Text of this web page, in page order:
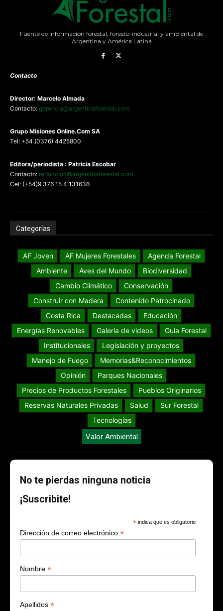
Fuente de información forestal, foresto-industrial y ambiental de
Argentina y América Latina
Contacto
Director: Marcelo Almada
Contacto: gerencia@argentinaforestal.com
Grupo Misiones Online.Com SA
Tel: +54 (0376) 4425800
Editora/periodista : Patricia Escobar
Contacto: redaccion@argentinaforestal.com
Cel: (+54)9 376 15 4 131636
Categorías
AF Joven AF Mujeres Forestales
Agenda Forestal
Ambiente
Aves del Mundo
Biodiversidad
Cambio Climático
Conservación
Construir con Madera
Contenido Patrocinado
Costa Rica
Destacadas
Educación
Energías Renovables
Galería de videos
Guia Forestal
Institucionales
Legislación y proyectos
Manejo de Fuego
Memorias&Reconocimientos
Opinión
Parques Nacionales
Precios de Productos Forestales
Pueblos Originarios
Reservas Naturales Privadas
Salud
Sur Forestal
Tecnologías
Valor Ambiental
No te pierdas ninguna noticia
¡Suscribite!
* indica que es obligatorio
Dirección de correo electrónico *
Nombre *
Apellidos *